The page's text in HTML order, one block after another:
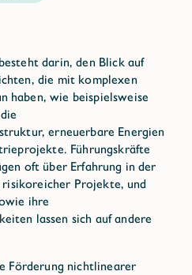
darin, den Blick auf
die mit komplexen
haben, wie beispielsweise
erneuerbare Energien
Führungskräfte
oft über Erfahrung in der
Projekte, und
ihre
lassen sich auf andere
Förderung nichtlinearer